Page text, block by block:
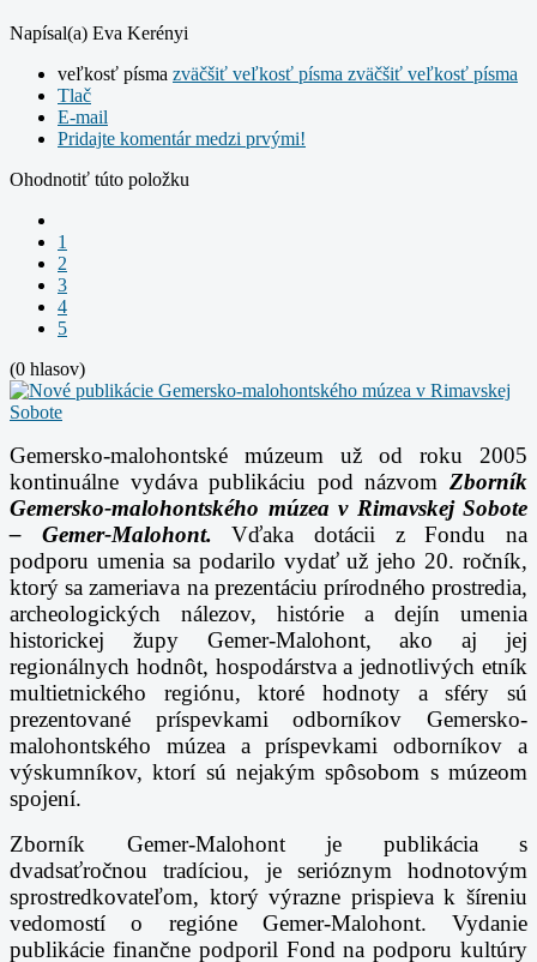
Napísal(a) Eva Kerényi
veľkosť písma zväčšiť veľkosť písma zväčšiť veľkosť písma
Tlač
E-mail
Pridajte komentár medzi prvými!
Ohodnotiť túto položku
1
2
3
4
5
(0 hlasov)
Gemersko-malohontské múzeum už od roku 2005
kontinuálne vydáva publikáciu pod názvom Zborník
Gemersko-malohontského múzea v Rimavskej Sobote
– Gemer-Malohont. Vďaka dotácii z Fondu na
podporu umenia sa podarilo vydať už jeho 20. ročník,
ktorý sa zameriava na prezentáciu prírodného prostredia,
archeologických nálezov, histórie a dejín umenia
historickej župy Gemer-Malohont, ako aj jej
regionálnych hodnôt, hospodárstva a jednotlivých etník
multietnického regiónu, ktoré hodnoty a sféry sú
prezentované príspevkami odborníkov Gemersko-
malohontského múzea a príspevkami odborníkov a
výskumníkov, ktorí sú nejakým spôsobom s múzeom
spojení.
Zborník Gemer-Malohont je publikácia s
dvadsaťročnou tradíciou, je serióznym hodnotovým
sprostredkovateľom, ktorý výrazne prispieva k šíreniu
vedomostí o regióne Gemer-Malohont. Vydanie
publikácie finančne podporil Fond na podporu kultúry